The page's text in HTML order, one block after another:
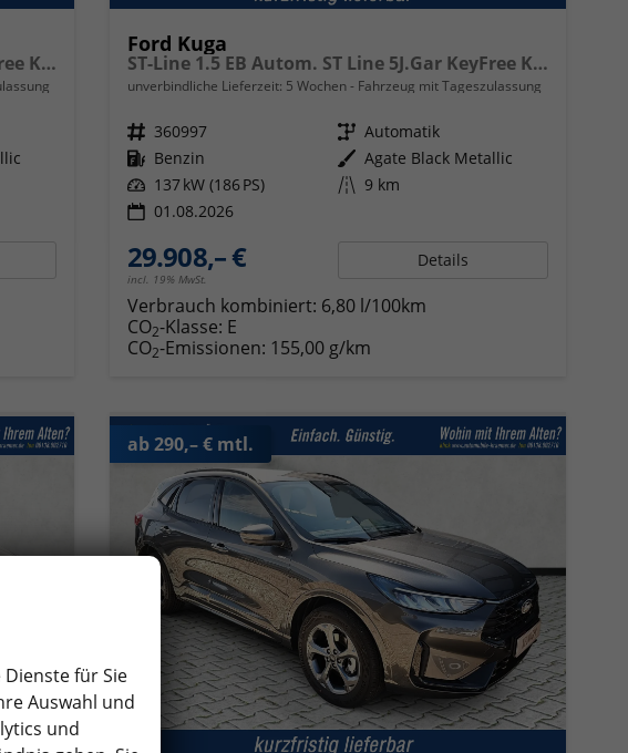
ST-Line 1.5 EB Autom. ST Line 5J.Gar KeyFree Kamera
Ford Kuga
ST-Line 1.5 EB Autom. ST Line 5J.Gar KeyFree Kamera
unverbindliche Lieferzeit: 5 Wochen Fahrzeug mit Tageszulassung
Fahrzeugnr. 360997 Getriebe Automatik
Kraftstoff Benzin Außenfarbe Agate Black Metallic
Leistung 137 kW (186 PS) Kilometerstand 9 km
01.08.2026
29.908,– €
incl. 19% MwSt.
Details
Verbrauch kombiniert: 6,80 l/100km
CO2-Klasse: E
CO2-Emissionen: 155,00 g/km
ab 290,– € mtl.
für Sie
Auswahl und
und